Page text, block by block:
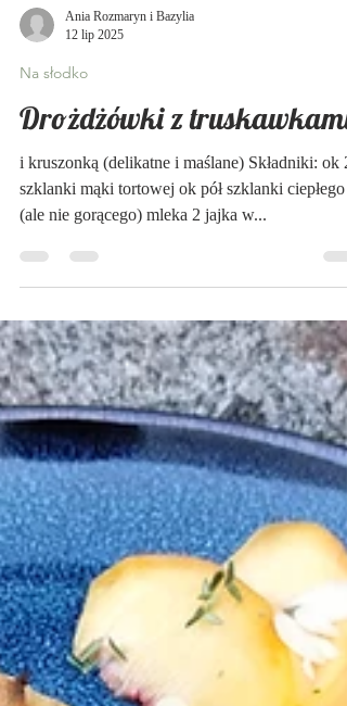
Ania Rozmaryn i Bazylia
Na słodko
Drożdżówki z truskawkami
i kruszonką (delikatne i maślane) Składniki: ok 2
(ale nie gorącego) mleka 2 jajka w...